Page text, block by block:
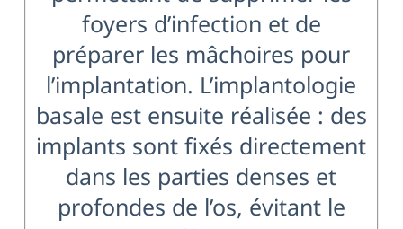
foyers d’infection et de
préparer les mâchoires pour
l’implantation. L’implantologie
basale est ensuite réalisée : des
implants sont fixés directement
dans les parties denses et
profondes de l’os, évitant le